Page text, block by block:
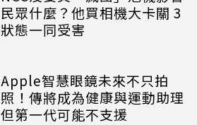
民眾什麼？他買相機大卡關 3
狀態一同受害
Apple智慧眼鏡未來不只拍
照！傳將成為健康與運動助理
但第一代可能不支援